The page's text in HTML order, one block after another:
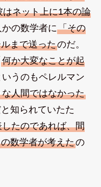
ネット上に1本の論
の数学者に「その
まで送ったのだ。
何か大変なことが起
うのもペレルマン
人間ではなかった
知られていたた
たのであれば、間
数学者が考えたの